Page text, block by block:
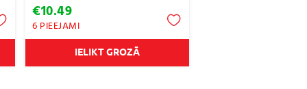
€10.49
6 PIEEJAMI
IELIKT GROZĀ